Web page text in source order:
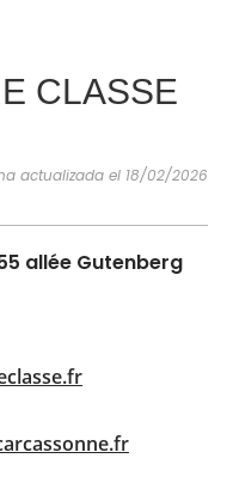
INSPIRACIONES
CLASSE
actualizada el 18/02/2026
allée Gutenberg